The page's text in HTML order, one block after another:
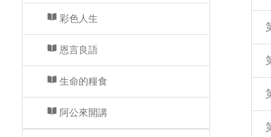
彩色人生
恩言良語
生命的糧食
阿公來開講